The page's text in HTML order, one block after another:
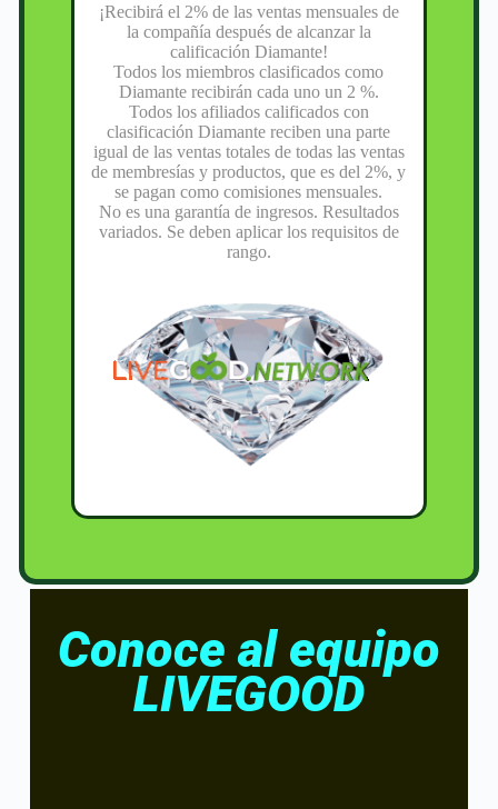
¡Recibirá el 2% de las ventas mensuales de
la compañía después de alcanzar la
calificación Diamante!
Todos los miembros clasificados como
Diamante recibirán cada uno un 2 %.
Todos los afiliados calificados con
clasificación Diamante reciben una parte
igual de las ventas totales de todas las ventas
de membresías y productos, que es del 2%, y
se pagan como comisiones mensuales.
No es una garantía de ingresos. Resultados
variados. Se deben aplicar los requisitos de
rango.
Conoce al equipo
LIVEGOOD